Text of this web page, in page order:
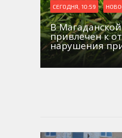
СЕГОДНЯ, 10:59
В
привлечен к
нарушения